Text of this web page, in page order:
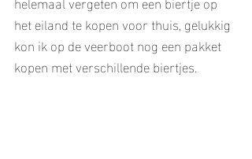
het eiland te kopen voor thuis, gelukkig
kon ik op de veerboot nog een pakket
kopen met verschillende biertjes.